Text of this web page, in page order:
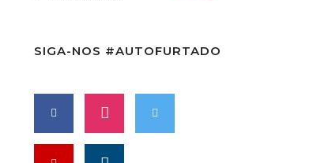
SIGA-NOS #AUTOFURTADO